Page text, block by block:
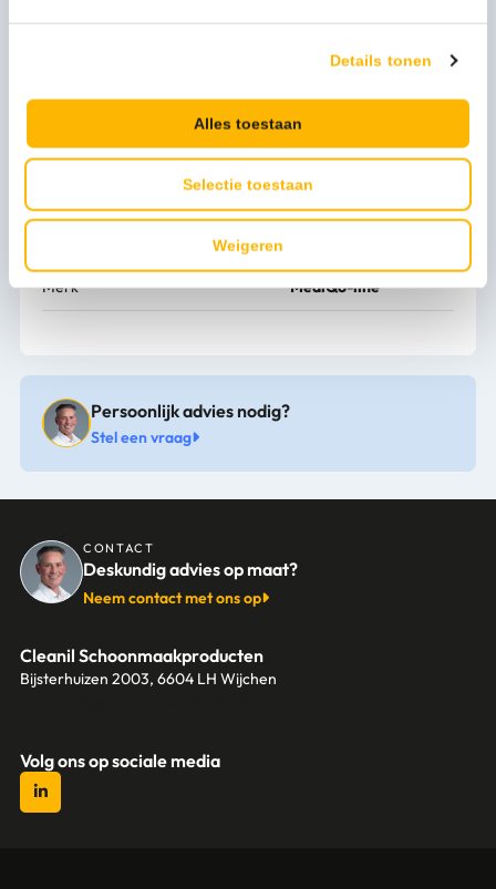
Details tonen
Alles toestaan
Selectie toestaan
Weigeren
Artikel hoogte mm 300
Artikel breedte mm 128
104
Merk MediQo-line
Persoonlijk advies nodig?
Stel een vraag
CONTACT
Deskundig advies op maat?
Neem contact met ons op
Cleanil Schoonmaakproducten
Bijsterhuizen 2003, 6604 LH Wijchen
Volg ons op sociale media